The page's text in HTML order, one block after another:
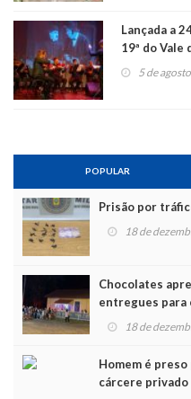
Lançada a
19ª do Vale
5 de
POPULAR
Prisão por
18 de
Chocolates
entregues para
Noel 18 de
Homem é
cárcere privado